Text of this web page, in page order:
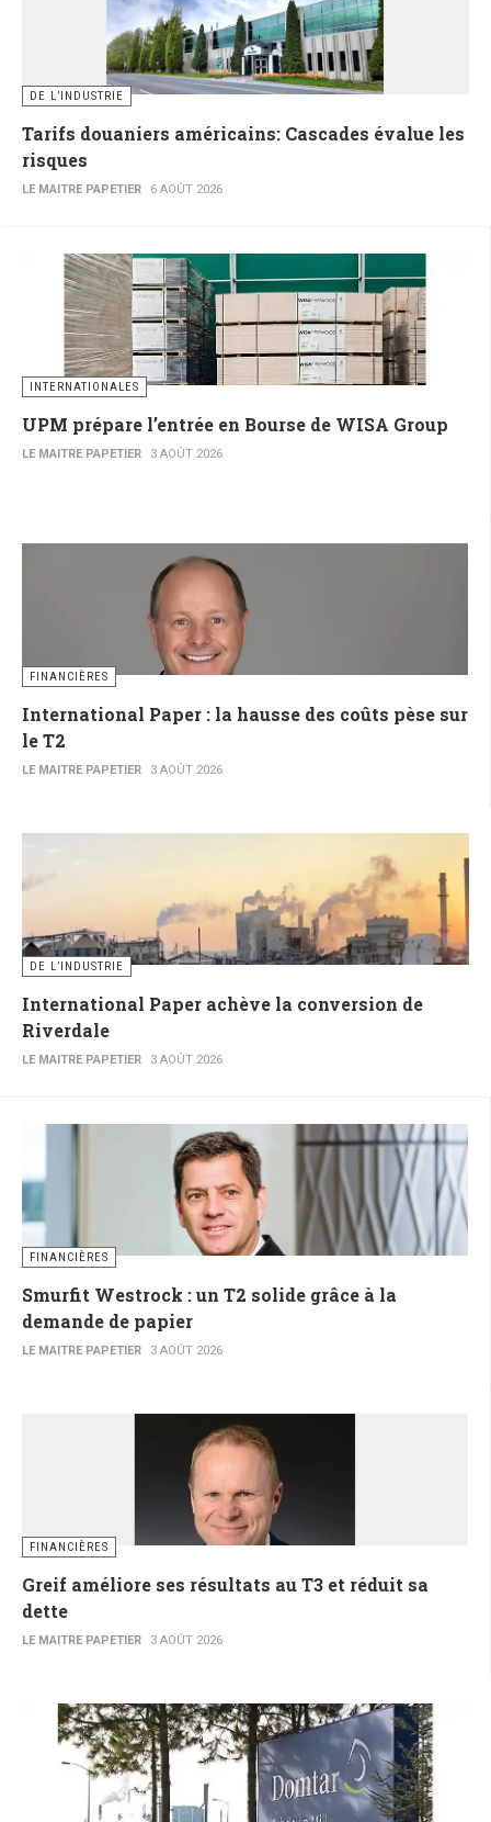
DE L’INDUSTRIE
Tarifs douaniers américains: Cascades évalue les
risques
LE MAITRE PAPETIER 6 AOÛT 2026
INTERNATIONALES
UPM prépare l’entrée en Bourse de WISA Group
LE MAITRE PAPETIER 3 AOÛT 2026
FINANCIÈRES
International Paper : la hausse des coûts pèse sur
le T2
LE MAITRE PAPETIER 3 AOÛT 2026
DE L’INDUSTRIE
International Paper achève la conversion de
Riverdale
LE MAITRE PAPETIER 3 AOÛT 2026
FINANCIÈRES
Smurfit Westrock : un T2 solide grâce à la
demande de papier
LE MAITRE PAPETIER 3 AOÛT 2026
FINANCIÈRES
Greif améliore ses résultats au T3 et réduit sa
dette
LE MAITRE PAPETIER 3 AOÛT 2026